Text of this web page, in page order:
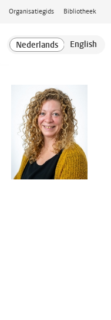
Organisatiegids Bibliotheek